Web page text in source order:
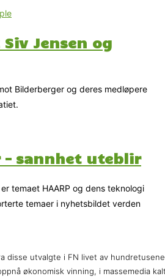
Jensen og
Bilderberger og deres medløpere
– sannhet uteblir
temaet HAARP og dens teknologi
temaer i nyhetsbildet verden
disse utvalgte i FN livet av
økonomisk vinning, i massemedia